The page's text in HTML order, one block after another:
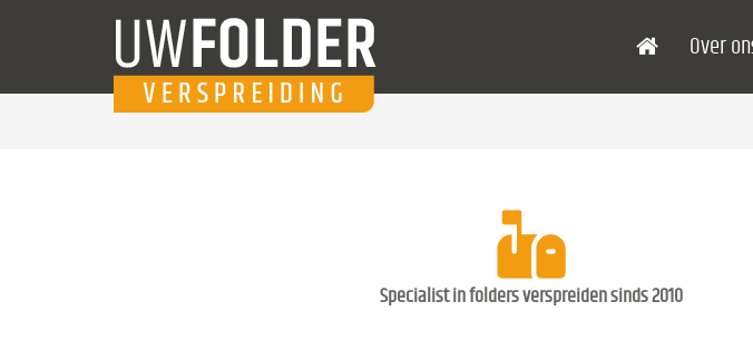
Over
Specialist in folders verspreiden sinds 2010